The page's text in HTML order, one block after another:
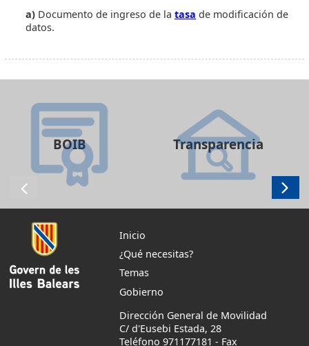
a) Documento de ingreso de latasa de modificación de
datos.
BOIB Transparencia
Inicio
¿Qué necesitas?
Temas
Gobierno
Dirección General de Movilidad
C/ d'Eusebi Estada, 28
Teléfono 971177181 - Fax